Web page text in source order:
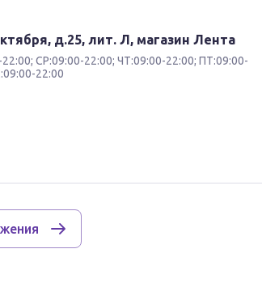
действие
Предупреждает краевое
и продукцию лимфокинов,
инфильтрации и грануляции,
противозудный,
клобетазола в виде лекарственных
Cmaxактивного вещества составляет
8-13 ч. У пациентов с псориазом и
и составляет 2.3-4.6 нг/мл.
д.25, лит. Л, магазин Лента
СР:09:00-22:00; ЧТ:09:00-22:00; ПТ:09:00-
22:00